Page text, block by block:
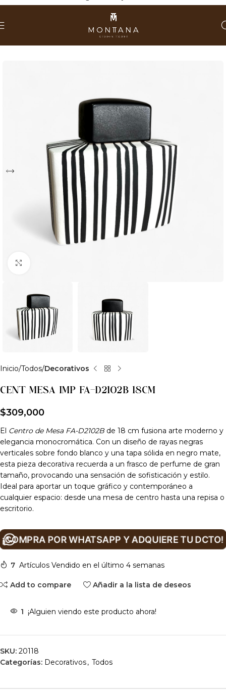
Inicio Todos Decorativos
CENT MESA IMP FA-D2102B 18CM
$309,000
El Centro de Mesa FA-D2102Bde 18 cm fusiona arte moderno y
elegancia monocromática. Con un diseño de rayas negras
verticales sobre fondo blanco y una tapa sólida en negro mate,
esta pieza decorativa recuerda a un frasco de perfume de gran
tamaño, provocando una sensación de sofisticación y estilo.
Ideal para aportar un toque gráfico y contemporáneo a
cualquier espacio: desde una mesa de centro hasta una repisa o
escritorio.
¡COMPRA POR WHATSAPP Y ADQUIERE TU DCTO!
7 Artículos Vendido en el último 4 semanas
Add to compare Añadir a la lista de deseos
1 ¡Alguien viendo este producto ahora!
SKU: 20118
Categorías: Decorativos, Todos